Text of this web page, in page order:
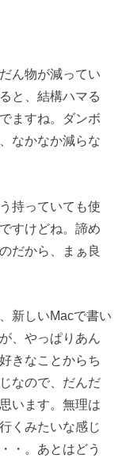
ん物が減ってい
と、結構ハマる
ますね。ダンボ
なかなか減らな
持っていても使
すけどね。諦め
だから、まぁ良
新しいMacで書い
、やっぱりあん
きなことからち
なので、だんだ
います。無理は
くみたいな感じ
・。あとはどう